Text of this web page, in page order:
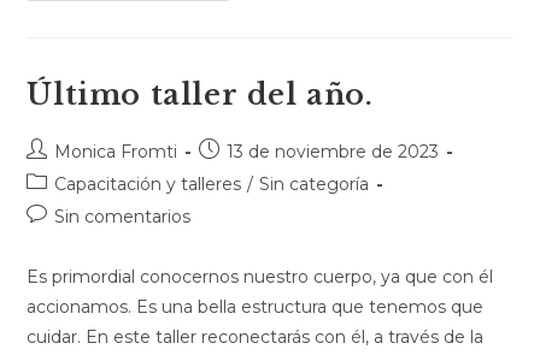
Último taller del año.
Monica Fromti
13 de noviembre de 2023
Capacitación y talleres / Sin categoría
Sin comentarios
Es primordial conocernos nuestro cuerpo, ya que con él
accionamos. Es una bella estructura que tenemos que
cuidar. En este taller reconectarás con él, a través de la